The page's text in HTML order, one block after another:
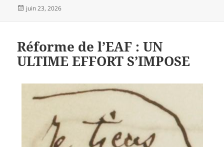
Publié
juin 23, 2026
Réforme de l’EAF : UN
ULTIME EFFORT S’IMPOSE